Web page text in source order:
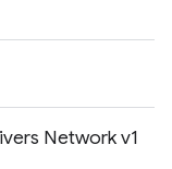
Network v1